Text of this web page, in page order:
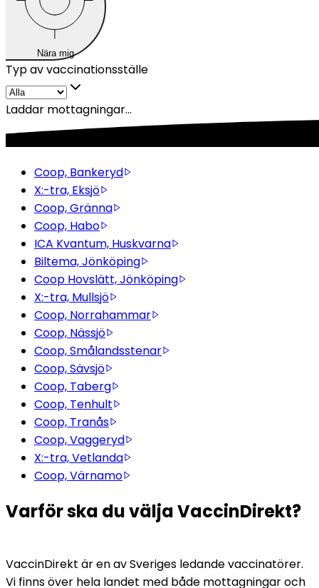
Nära mig
Typ av vaccinationsställe
Laddar mottagningar...
Coop, Bankeryd
X:-tra, Eksjö
Coop, Gränna
Coop, Habo
ICA Kvantum, Huskvarna
Biltema, Jönköping
Coop Hovslätt, Jönköping
X:-tra, Mullsjö
Coop, Norrahammar
Coop, Nässjö
Coop, Smålandsstenar
Coop, Sävsjö
Coop, Taberg
Coop, Tenhult
Coop, Tranås
Coop, Vaggeryd
X:-tra, Vetlanda
Coop, Värnamo
Varför ska du välja VaccinDirekt?
VaccinDirekt är en av Sveriges ledande vaccinatörer.
Vi finns över hela landet med både mottagningar och